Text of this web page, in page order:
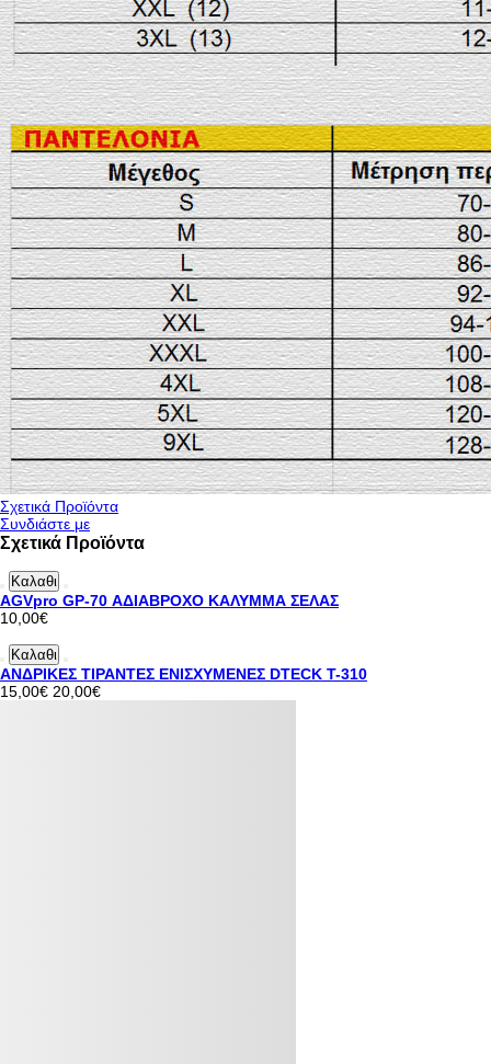
Σχετικά Προϊόντα
Συνδιάστε με
Σχετικά Προϊόντα
Καλαθι
AGVpro GP-70 ΑΔΙΑΒΡΟΧΟ ΚΑΛΥΜΜΑ ΣΕΛΑΣ
10,00€
Καλαθι
ΑΝΔΡΙΚΕΣ ΤΙΡΑΝΤΕΣ ΕΝΙΣΧΥΜΕΝΕΣ DTECK T-310
15,00€ 20,00€